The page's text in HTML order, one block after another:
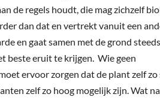
de regels houdt, die mag zichzelf
dan dat en vertrekt vanuit een
en gaat samen met de grond
beste eruit te krijgen. Wie geen
ervoor zorgen dat de plant zelf
zelf zo hoog mogelijk zijn. Wat